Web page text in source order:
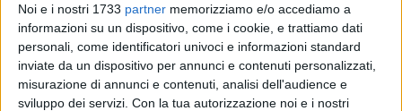
Noi e i nostri 1733 partner memorizziamo e/o accediamo a
informazioni su un dispositivo, come i cookie, e trattiamo dati
personali, come identificatori univoci e informazioni standard
inviate da un dispositivo per annunci e contenuti personalizzati,
misurazione di annunci e contenuti, analisi dell'audience e
sviluppo dei servizi. Con la tua autorizzazione noi e i nostri